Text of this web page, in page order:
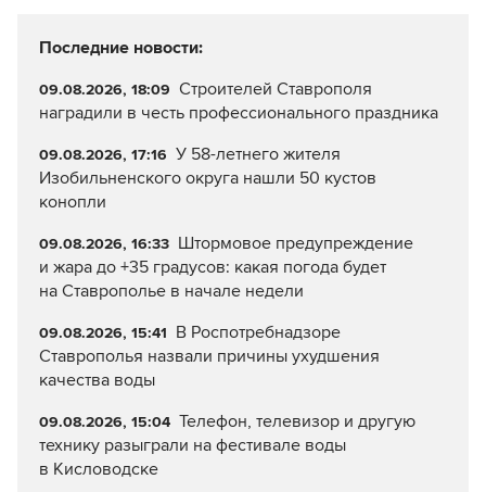
Последние новости:
09.08.2026, 18:09 Строителей Ставрополя
наградили в честь профессионального праздника
09.08.2026, 17:16 У 58-летнего жителя
Изобильненского округа нашли 50 кустов
конопли
09.08.2026, 16:33 Штормовое предупреждение
и жара до +35 градусов: какая погода будет
на Ставрополье в начале недели
09.08.2026, 15:41 В Роспотребнадзоре
Ставрополья назвали причины ухудшения
качества воды
09.08.2026, 15:04 Телефон, телевизор и другую
технику разыграли на фестивале воды
в Кисловодске